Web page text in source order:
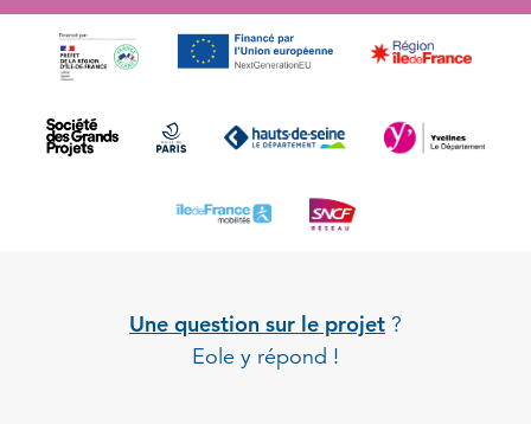
Une question sur le projet ?
Eole y répond !